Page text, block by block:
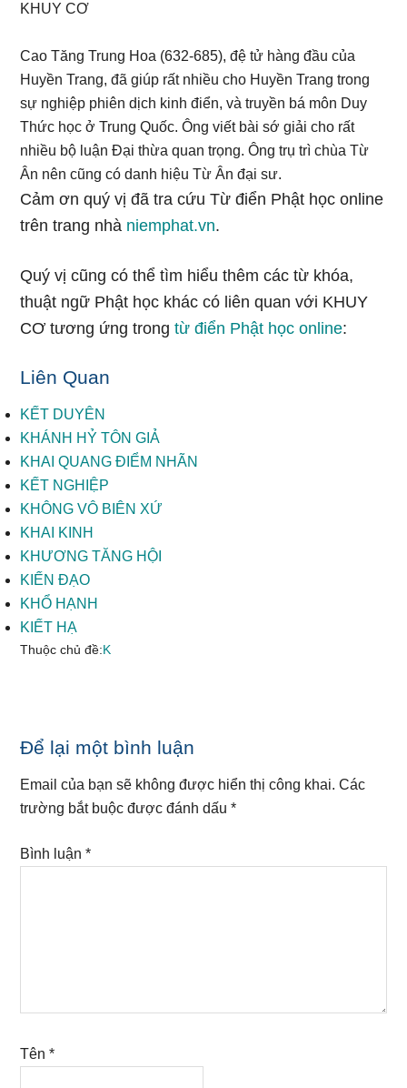
KHUY CƠ
Cao Tăng Trung Hoa (632-685), đệ tử hàng đầu của
Huyền Trang, đã giúp rất nhiều cho Huyền Trang trong
sự nghiệp phiên dịch kinh điển, và truyền bá môn Duy
Thức học ở Trung Quốc. Ông viết bài sớ giải cho rất
nhiều bộ luận Đại thừa quan trọng. Ông trụ trì chùa Từ
Ân nên cũng có danh hiệu Từ Ân đại sư.
Cảm ơn quý vị đã tra cứu Từ điển Phật học online
trên trang nhà niemphat.vn.
Quý vị cũng có thể tìm hiểu thêm các từ khóa,
thuật ngữ Phật học khác có liên quan với KHUY
CƠ tương ứng trongtừ điển Phật học online:
Liên Quan
KẾT DUYÊN
KHÁNH HỶ TÔN GIẢ
KHAI QUANG ĐIỂM NHÃN
KẾT NGHIỆP
KHÔNG VÔ BIÊN XỨ
KHAI KINH
KHƯƠNG TĂNG HỘI
KIẾN ĐẠO
KHỔ HẠNH
KIẾT HẠ
Thuộc chủ đề:K
Reader
Interactions
Để lại một bình luận
Email của bạn sẽ không được hiển thị công khai. Các
trường bắt buộc được đánh dấu*
Bình luận*
Tên*